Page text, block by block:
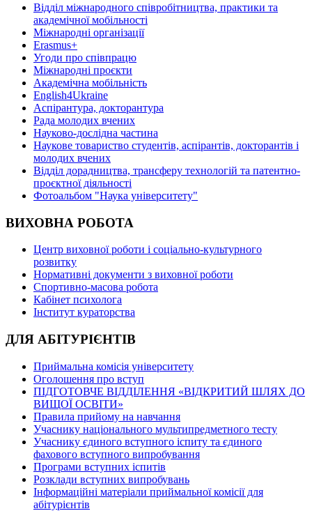
Відділ міжнародного співробітництва, практики та
академічної мобільності
Міжнародні організації
Erasmus+
Угоди про співпрацю
Міжнародні проєкти
Академічна мобільність
English4Ukraine
Аспірантура, докторантура
Рада молодих вчених
Науково-дослідна частина
Наукове товариство студентів, аспірантів, докторантів і
молодих вчених
Відділ дорадництва, трансферу технологій та патентно-
проєктної діяльності
Фотоальбом "Наука університету"
ВИХОВНА РОБОТА
Центр виховної роботи і соціально-культурного
розвитку
Нормативні документи з виховної роботи
Спортивно-масова робота
Кабінет психолога
Інститут кураторства
ДЛЯ АБІТУРІЄНТІВ
Приймальна комісія університету
Оголошення про вступ
ПІДГОТОВЧЕ ВІДДІЛЕННЯ «ВІДКРИТИЙ ШЛЯХ ДО
ВИЩОЇ ОСВІТИ»
Правила прийому на навчання
Учаснику національного мультипредметного тесту
Учаснику єдиного вступного іспиту та єдиного
фахового вступного випробування
Програми вступних іспитів
Розклади вступних випробувань
Інформаційні матеріали приймальної комісії для
абітурієнтів